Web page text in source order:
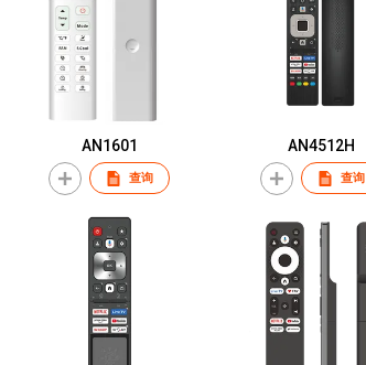
AN1601
查询
AN4512H
查询